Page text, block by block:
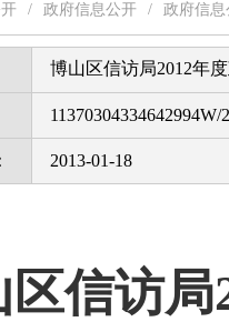
/ 政府信息公开 / 政府信
博山区信访局2012年
11370304334642994W/
2013-01-18
区信访